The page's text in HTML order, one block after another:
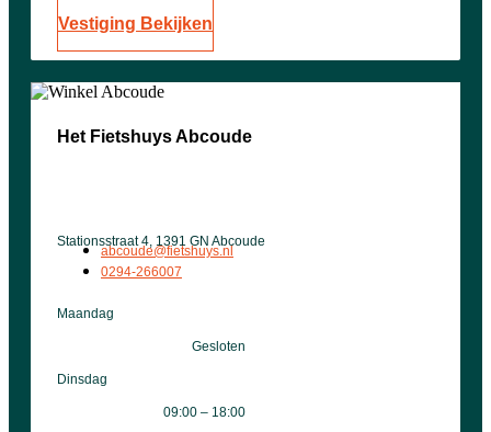
Vestiging Bekijken
Het Fietshuys Abcoude
Stationsstraat 4, 1391 GN Abcoude
abcoude@fietshuys.nl
0294-266007
Maandag
Gesloten
Dinsdag
09:00 – 18:00